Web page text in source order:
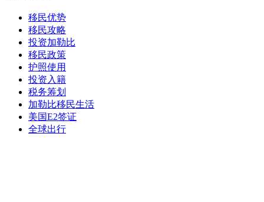
移民优势
移民攻略
投资加勒比
移民政策
护照使用
投资入籍
税务筹划
加勒比移民生活
美国E2签证
全球出行